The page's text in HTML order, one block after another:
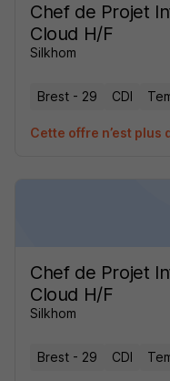
Chef de Projet
Cloud H/F
Silkhom
Brest - 29 CDI
Cette offre n’est
Chef de Projet
Cloud H/F
Silkhom
Brest - 29 CDI